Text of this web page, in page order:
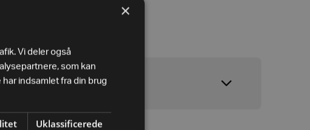
×
Vi deler også
som kan
indsamlet fra din brug
Uklassificerede